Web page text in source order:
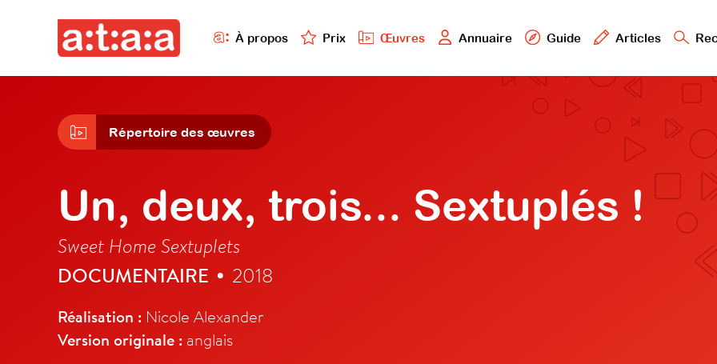
À propos Prix Œuvres Annuaire Guide Articles
Répertoire des œuvres
Un, deux, trois... Sextuplés !
Sweet Home Sextuplets
DOCUMENTAIRE • 2018
Réalisation : Nicole Alexander
Version originale : anglais